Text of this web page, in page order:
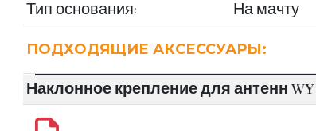
Тип основания:
На мачту
ПОДХОДЯЩИЕ АКСЕССУАРЫ:
Наклонное крепление для антенн